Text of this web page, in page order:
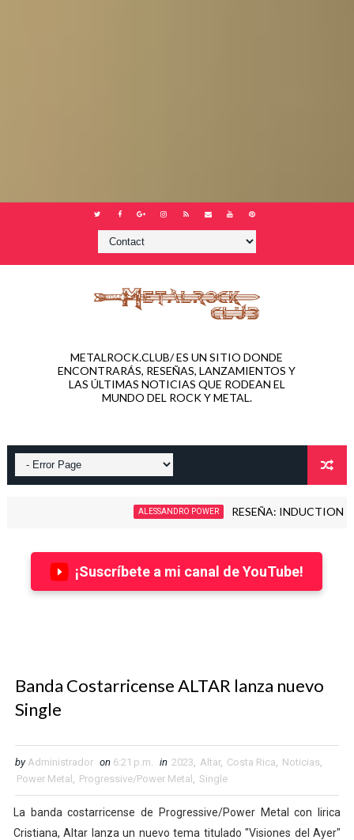
METALROCK.CLUB/ ES UN SITIO DONDE
ENCONTRARÁS, RESEÑAS, LANZAMIENTOS Y
LAS ÚLTIMAS NOTICIAS QUE RODEAN EL
MUNDO DEL ROCK Y METAL.
ALESSANDRO POWER RESEÑA: INDUCTION - LOVE
¡Suscríbete a mi canal de YouTube!
Banda Costarricense ALTAR lanza nuevo
Single
by Administrador on 6:21 p.m. in 2023, Altar, Costa Rica, Noticias,
Power Metal , Progressive/Power Metal , Single
La banda costarricense de Progressive/Power Metal con lirica
Cristiana, Altar lanza un nuevo tema titulado "Visiones del Ayer"